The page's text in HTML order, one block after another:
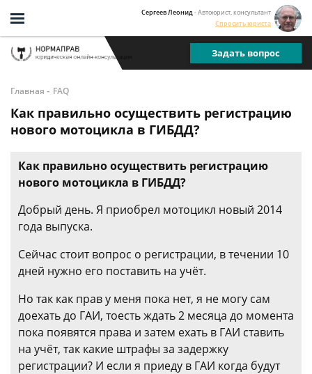
Сергеев Леонид - Автоюрист, консультант
Спросить юриста
Задать вопрос
Главная - FAQ
Как правильно осуществить регистрацию
нового мотоцикла в ГИБДД?
Как правильно осуществить регистрацию
нового мотоцикла в ГИБДД?
Добрый день. Я приобрел мотоцикл новый 2014
года выпуска.
Сейчас стоит вопрос о регистрации, в течении 10
дней нужно его поставить на учёт.
Но так как прав у меня пока нет, я не могу сам
доехать до ГАИ, тоесть ждать 2 месяца до момента
пока появятся права и затем ехать в ГАИ ставить
на учёт, так какие штрафы за задержку
регистрации? И если я приеду в ГАИ когда будут